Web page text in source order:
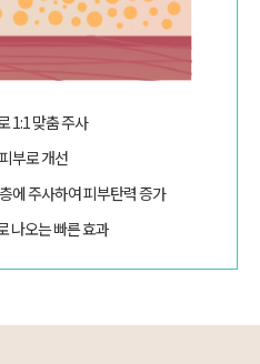
1:1 맞춤 주사
부로 개선
에 주사하여 피부탄력 증가
나오는 빠른 효과